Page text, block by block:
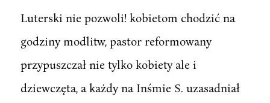
Luterski nie pozwoli! kobietom chodzić na
godziny modlitw, pastor reformowany
przypuszczał nie tylko kobiety ale i
dziewczęta, a każdy na Inśmie S. uzasadniał